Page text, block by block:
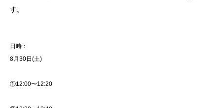
す。
日時：
8月30日(土)
①12:00〜12:20